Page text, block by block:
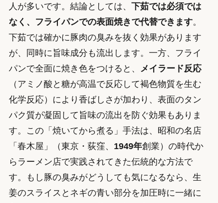
人が多いです。結論としては、 下茹では必須では
なく、フライパンでの表面焼きで代替できます。
下茹では確かに豚肉の臭みを抜く効果があります
が、同時に旨味成分も流出します。一方、フライ
パンで全面に焼き色をつけると、 メイラード反応
（アミノ酸と糖が高温で反応して褐色物質を生む
化学反応）により香ばしさが加わり、表面のタン
パク質が凝固して旨味の流出を防ぐ効果もありま
す。この「焼いてから煮る」手法は、昭和の名店
「春木屋」（東京・荻窪、 1949年創業）の時代か
らラーメン店で実践されてきた伝統的な方法で
す。もし豚の臭みがどうしても気になるなら、生
姜のスライスとネギの青い部分を加圧時に一緒に